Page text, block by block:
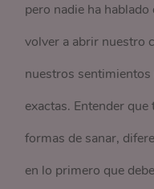
pero nadie ha
volver a abrir nuestro
nuestros
exactas. Entender
formas de sanar,
en lo primero que